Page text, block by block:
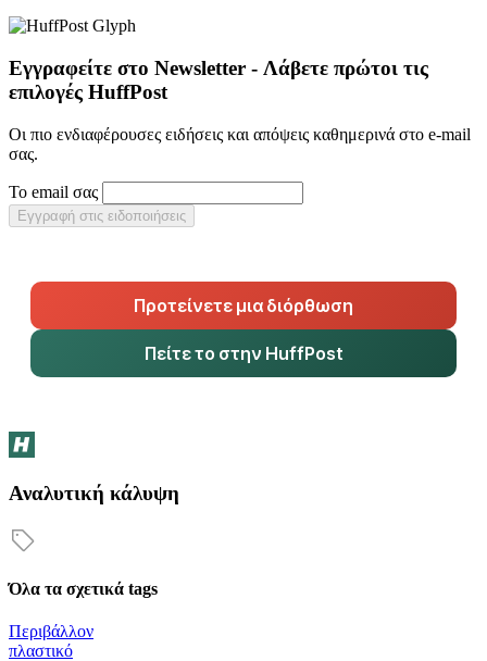
Εγγραφείτε στο Newsletter - Λάβετε πρώτοι τις
επιλογές HuffPost
Οι πιο ενδιαφέρουσες ειδήσεις και απόψεις καθημερινά στο e-mail
σας.
Το email σας
Εγγραφή στις ειδοποιήσεις
Προτείνετε μια διόρθωση
Πείτε το στην HuffPost
Αναλυτική κάλυψη
Όλα τα σχετικά tags
Περιβάλλον
πλαστικό